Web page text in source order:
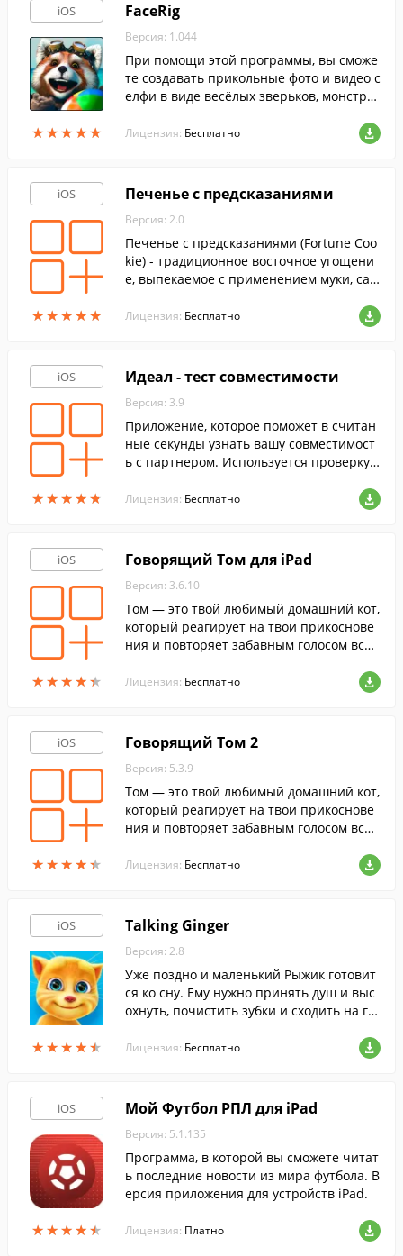
iOS
★★★★★
★★★★★
FaceRig
Версия: 1.044
При помощи этой программы, вы сможе
те создавать прикольные фото и видео с
елфи в виде весёлых зверьков, монстро
или iPod Touch.
Лицензия: Бесплатно
iOS
★★★★★
★★★★★
Печенье с предсказаниями
Версия: 2.0
Печенье с предсказаниями (Fortune Coo
kie) - традиционное восточное угощени
е, выпекаемое с применением муки, сах
нной внутри.
Лицензия: Бесплатно
iOS
★★★★★
★★★★★
Идеал - тест совместимости
Версия: 3.9
Приложение, которое поможет в считан
ные секунды узнать вашу совместимост
ь с партнером. Используется проверку
и именам.
Лицензия: Бесплатно
iOS
★★★★★
★★★★★
Говорящий Том для iPad
Версия: 3.6.10
Том ― это твой любимый домашний кот,
который реагирует на твои прикоснове
ния и повторяет забавным голосом все,
Лицензия: Бесплатно
iOS
★★★★★
★★★★★
Говорящий Том 2
Версия: 5.3.9
Том ― это твой любимый домашний кот,
который реагирует на твои прикоснове
ния и повторяет забавным голосом все,
Лицензия: Бесплатно
iOS
★★★★★
★★★★★
Talking Ginger
Версия: 2.8
Уже поздно и маленький Рыжик готовит
ся ко сну. Ему нужно принять душ и выс
охнуть, почистить зубки и сходить на го
Лицензия: Бесплатно
iOS
★★★★★
★★★★★
Мой Футбол РПЛ для iPad
Версия: 5.1.135
Программа, в которой вы сможете читат
ь последние новости из мира футбола. В
ерсия приложения для устройств iPad.
Лицензия: Платно